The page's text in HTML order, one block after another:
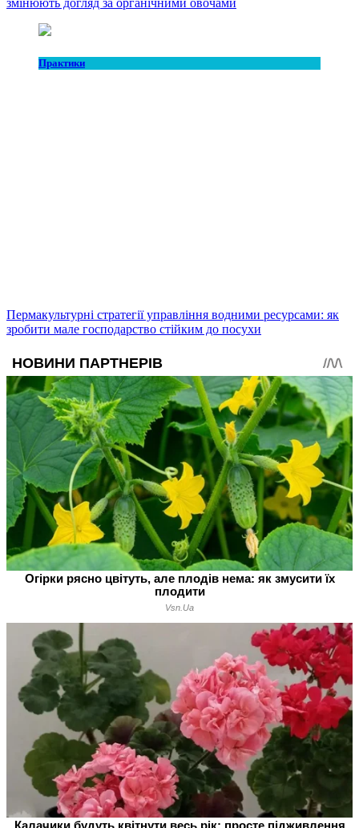
змінюють догляд за органічними овочами
Практики
Пермакультурні стратегії управління водними ресурсами: як
зробити мале господарство стійким до посухи